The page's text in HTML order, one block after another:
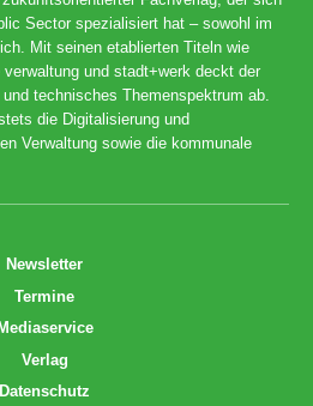
Sector spezialisiert hat – sowohl im
Mit seinen etablierten Titeln wie
und stadt+werk deckt der
technisches Themenspektrum ab.
die Digitalisierung und
Verwaltung sowie die kommunale
Newsletter
Termine
Mediaservice
Verlag
Datenschutz